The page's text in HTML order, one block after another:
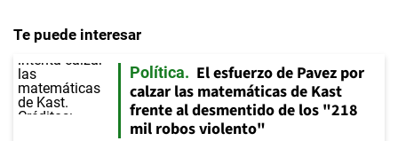
Te puede interesar
Política
El esfuerzo de Pavez por
calzar las matemáticas de Kast
frente al desmentido de los "218
mil robos violento"